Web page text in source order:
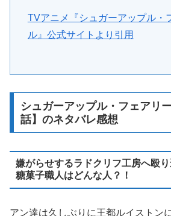
TVアニメ『シュガーアップル・
ル』公式サイトより引用
シュガーアップル・フェアリ
話】のネタバレ感想
嫌がらせするラドクリフ工房へ殴
糖菓子職人はどんな人？！
アン達は久しぶりに王都ルイストン